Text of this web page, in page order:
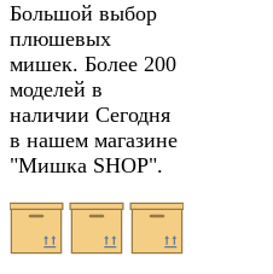
Большой выбор
плюшевых
мишек. Более 200
моделей в
наличии Сегодня
в нашем магазине
"Мишка SHOP".